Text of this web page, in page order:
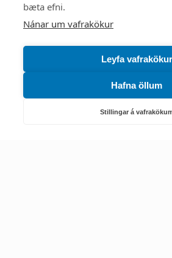
bæta efni.
Nánar um vafrakökur
Leyfa vafrakökur
Hafna öllum
Stillingar á
Starfsstöðvar
Náttúruverndarstofnun
Veiðimál, friðlýst svæði, landvarsla og